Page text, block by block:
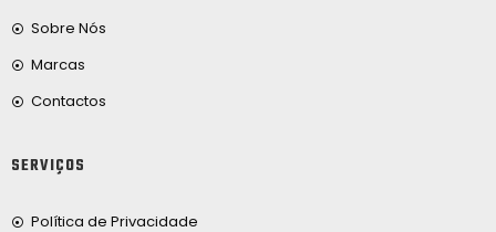
Sobre Nós
Marcas
Contactos
SERVIÇOS
Política de Privacidade